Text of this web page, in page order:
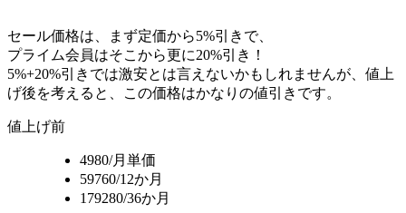
セール価格は、まず定価から5%引きで、
プライム会員はそこから更に20%引き！
5%+20%引きでは激安とは言えないかもしれませんが、値上
げ後を考えると、この価格はかなりの値引きです。
値上げ前
4980/月単価
59760/12か月
179280/36か月